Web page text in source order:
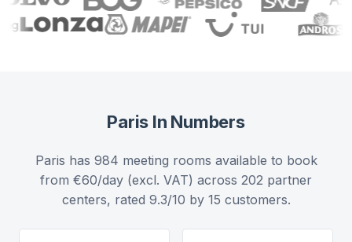
Paris In Numbers
Paris has 984 meeting rooms available to book
from €60/day (excl. VAT) across 202 partner
centers, rated 9.3/10 by 15 customers.